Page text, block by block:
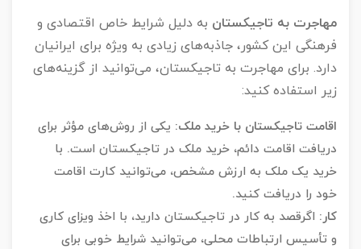
مهاجرت به تاجیکستان به دلیل شرایط خاص اقتصادی و
فرهنگی این کشور، جاذبه‌های زیادی به ویژه برای ایرانیان
دارد. برای مهاجرت به تاجیکستان، می‌توانید از گزینه‌های
زیر استفاده کنید:
اقامت تاجیکستان با خرید ملک: یکی از روش‌های مؤثر برای
دریافت اقامت دائم، خرید ملک در تاجیکستان است. با
خرید یک ملک به ارزش مشخص، می‌توانید کارت اقامت
خود را دریافت کنید.
کار: اگرقصد به کار در تاجیکستان دارید، با اخذ ویزای کاری
و تأسیس ارتباطات محلی، می‌توانید شرایط خوبی برای